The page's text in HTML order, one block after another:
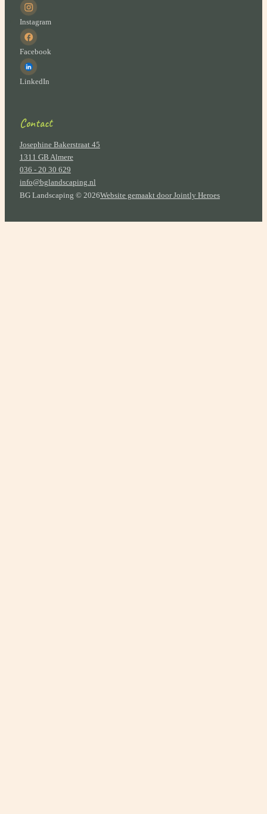
Instagram
Facebook
LinkedIn
Contact
Josephine Bakerstraat 45
1311 GB Almere
036 - 20 30 629
info@bglandscaping.nl
BG Landscaping © 2026Website gemaakt door Jointly Heroes